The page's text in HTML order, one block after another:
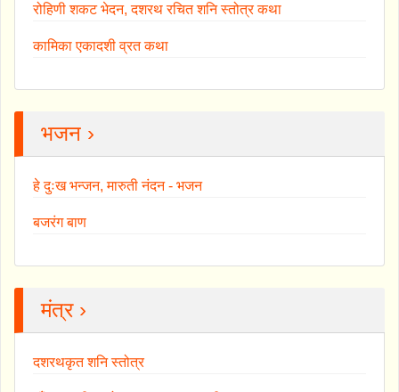
रोहिणी शकट भेदन, दशरथ रचित शनि स्तोत्र कथा
कामिका एकादशी व्रत कथा
भजन ›
हे दुःख भन्जन, मारुती नंदन - भजन
बजरंग बाण
मंत्र ›
दशरथकृत शनि स्तोत्र